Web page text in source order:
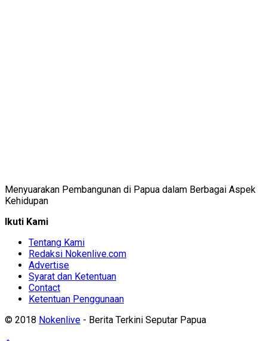
Menyuarakan Pembangunan di Papua dalam Berbagai Aspek
Kehidupan
Ikuti Kami
Tentang Kami
Redaksi Nokenlive.com
Advertise
Syarat dan Ketentuan
Contact
Ketentuan Penggunaan
© 2018 Nokenlive - Berita Terkini Seputar Papua